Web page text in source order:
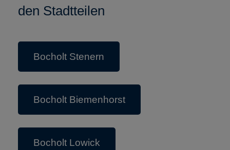
den Stadtteilen
Bocholt Stenern
Bocholt Biemenhorst
Bocholt Lowick